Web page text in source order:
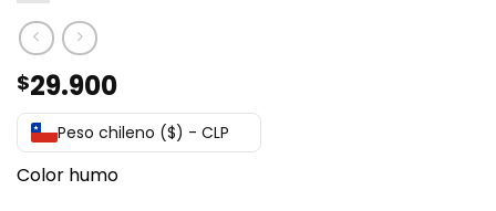
$29.900
Peso chileno ($) - CLP
Color humo